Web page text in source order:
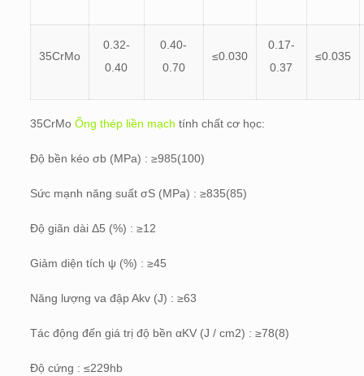
35CrMo
0.32-
0.40
0.40-
0.70
≤0.030
0.17-
0.37
≤0.035
35CrMo Ống thép liền mạch tính chất cơ học:
Độ bền kéo σb (MPa) : ≥985(100)
Sức mạnh năng suất σS (MPa) : ≥835(85)
Độ giãn dài Δ5 (%) : ≥12
Giảm diện tích ψ (%) : ≥45
Năng lượng va đập Akv (J) : ≥63
Tác động đến giá trị độ bền αKV (J / cm2) : ≥78(8)
Độ cứng : ≤229hb